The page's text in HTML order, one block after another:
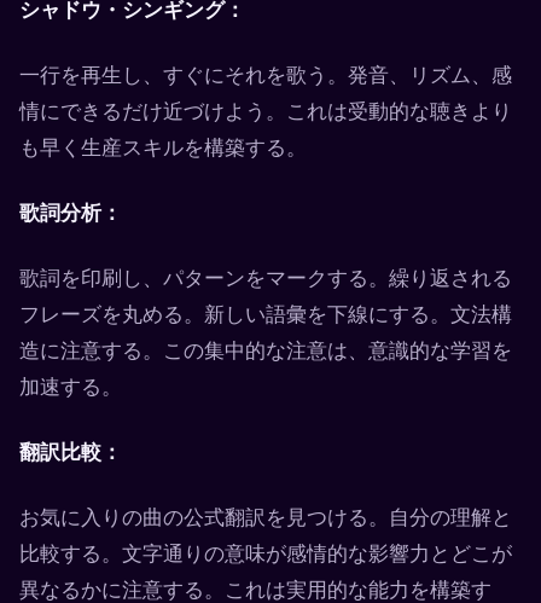
シャドウ・シンギング：
一行を再生し、すぐにそれを歌う。発音、リズム、感
情にできるだけ近づけよう。これは受動的な聴きより
も早く生産スキルを構築する。
歌詞分析：
歌詞を印刷し、パターンをマークする。繰り返される
フレーズを丸める。新しい語彙を下線にする。文法構
造に注意する。この集中的な注意は、意識的な学習を
加速する。
翻訳比較：
お気に入りの曲の公式翻訳を見つける。自分の理解と
比較する。文字通りの意味が感情的な影響力とどこが
異なるかに注意する。これは実用的な能力を構築す